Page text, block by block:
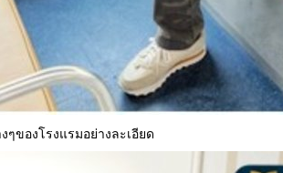
ของโรงแรมอย่างละเอียด